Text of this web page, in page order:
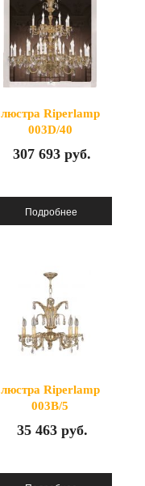
люстра Riperlamp
003D/40
307 693 руб.
люстра Riperlamp
003B/5
35 463 руб.